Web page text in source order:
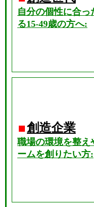
自分の個性に合
る15-49歳の方へ:
創造企業
職場の環境を整え
ームを創りたい方: